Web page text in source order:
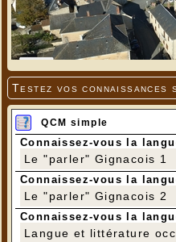
Testez vos connaissances
QCM simple
Connaissez-vous la
Le "parler" Gignacois 1
Connaissez-vous la
Le "parler" Gignacois 2
Connaissez-vous la
Langue et littérature